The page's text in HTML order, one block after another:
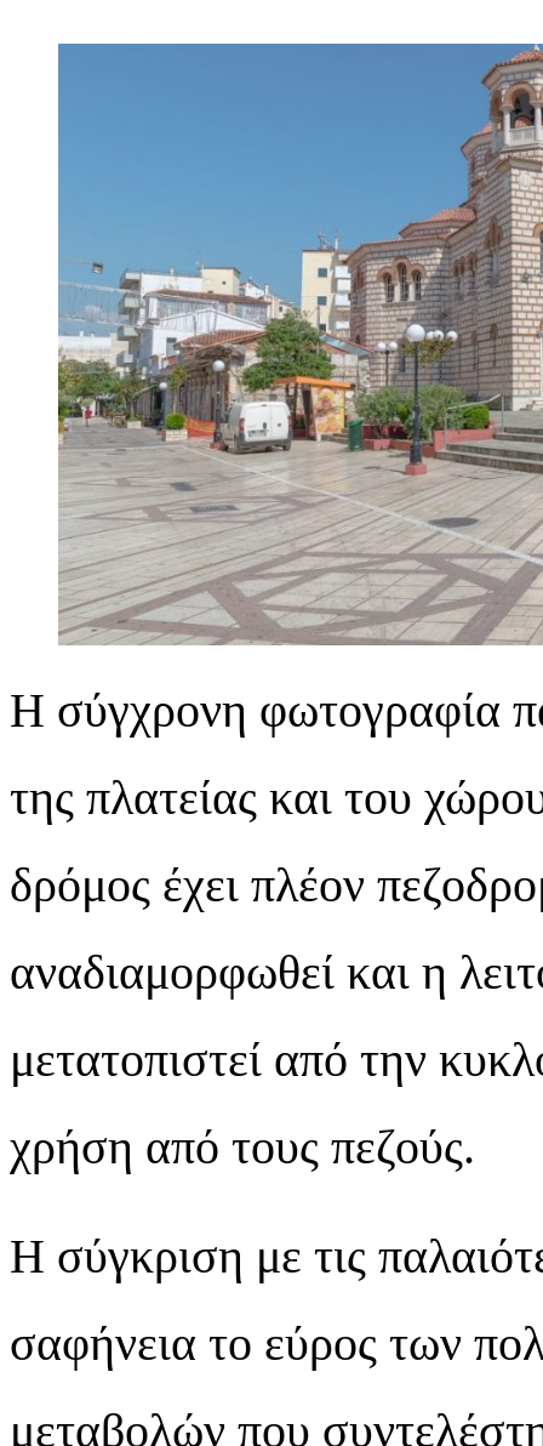
Η σύγχρονη φωτογραφία
της πλατείας και του
δρόμος έχει πλέον
αναδιαμορφωθεί και η
μετατοπιστεί από την
χρήση από τους πεζούς.
Η σύγκριση με τις
σαφήνεια το εύρος των
μεταβολών που